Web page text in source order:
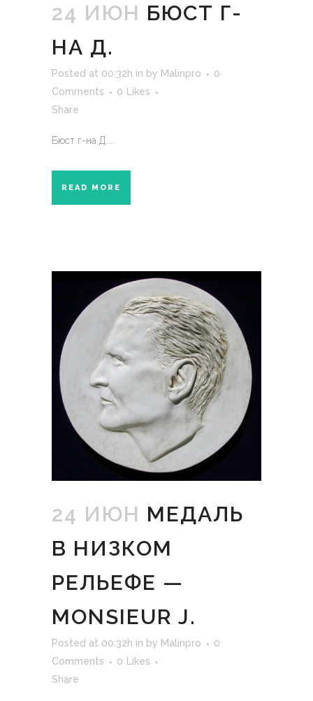
24 ИЮН БЮСТ Г-
НА Д.
Posted at 00:32h in by Malinpro
0
Comments
0
Likes
Share
Бюст г-на Д....
READ MORE
24 ИЮН МЕДАЛЬ
В НИЗКОМ
РЕЛЬЕФЕ —
MONSIEUR J.
Posted at 00:32h in by Malinpro
0
Comments
0
Likes
Share